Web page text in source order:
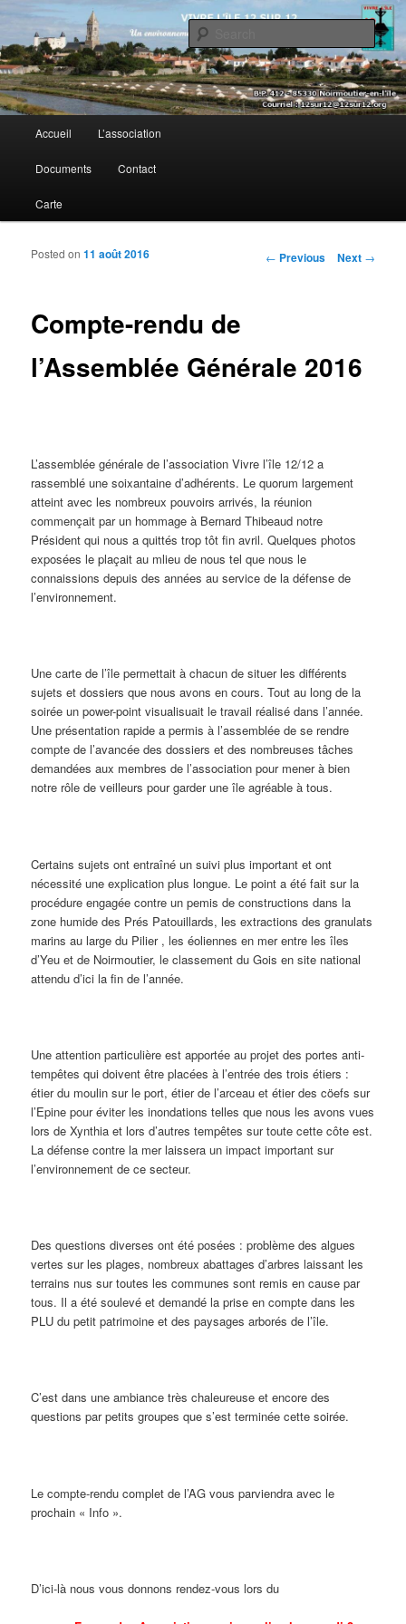
Vivre l’île 12 sur 12
Skip to primary content
Skip to secondary content
Accueil L’association
Documents Contact
Carte
Post navigation
← Previous Next →
Compte-rendu de
l’Assemblée Générale 2016
Posted on11 août 2016
L’assemblée générale de l’association Vivre l’île 12/12 a
rassemblé une soixantaine d’adhérents. Le quorum largement
atteint avec les nombreux pouvoirs arrivés, la réunion
commençait par un hommage à Bernard Thibeaud notre
Président qui nous a quittés trop tôt fin avril. Quelques photos
exposées le plaçait au mlieu de nous tel que nous le
connaissions depuis des années au service de la défense de
l’environnement.
Une carte de l’île permettait à chacun de situer les différents
sujets et dossiers que nous avons en cours. Tout au long de la
soirée un power-point visualisuait le travail réalisé dans l’année.
Une présentation rapide a permis à l’assemblée de se rendre
compte de l’avancée des dossiers et des nombreuses tâches
demandées aux membres de l’association pour mener à bien
notre rôle de veilleurs pour garder une île agréable à tous.
Certains sujets ont entraîné un suivi plus important et ont
nécessité une explication plus longue. Le point a été fait sur la
procédure engagée contre un pemis de constructions dans la
zone humide des Prés Patouillards, les extractions des granulats
marins au large du Pilier , les éoliennes en mer entre les îles
d’Yeu et de Noirmoutier, le classement du Gois en site national
attendu d’ici la fin de l’année.
Une attention particulière est apportée au projet des portes anti-
tempêtes qui doivent être placées à l’entrée des trois étiers :
étier du moulin sur le port, étier de l’arceau et étier des cöefs sur
l’Epine pour éviter les inondations telles que nous les avons vues
lors de Xynthia et lors d’autres tempêtes sur toute cette côte est.
La défense contre la mer laissera un impact important sur
l’environnement de ce secteur.
Des questions diverses ont été posées : problème des algues
vertes sur les plages, nombreux abattages d’arbres laissant les
terrains nus sur toutes les communes sont remis en cause par
tous. Il a été soulevé et demandé la prise en compte dans les
PLU du petit patrimoine et des paysages arborés de l’île.
C’est dans une ambiance très chaleureuse et encore des
questions par petits groupes que s’est terminée cette soirée.
Le compte-rendu complet de l’AG vous parviendra avec le
prochain « Info ».
D’ici-là nous vous donnons rendez-vous lors du